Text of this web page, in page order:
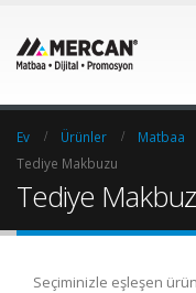
Ev Ürünler Matbaa
Tediye Makbuzu
Tediye
Seçiminizle eşleşen